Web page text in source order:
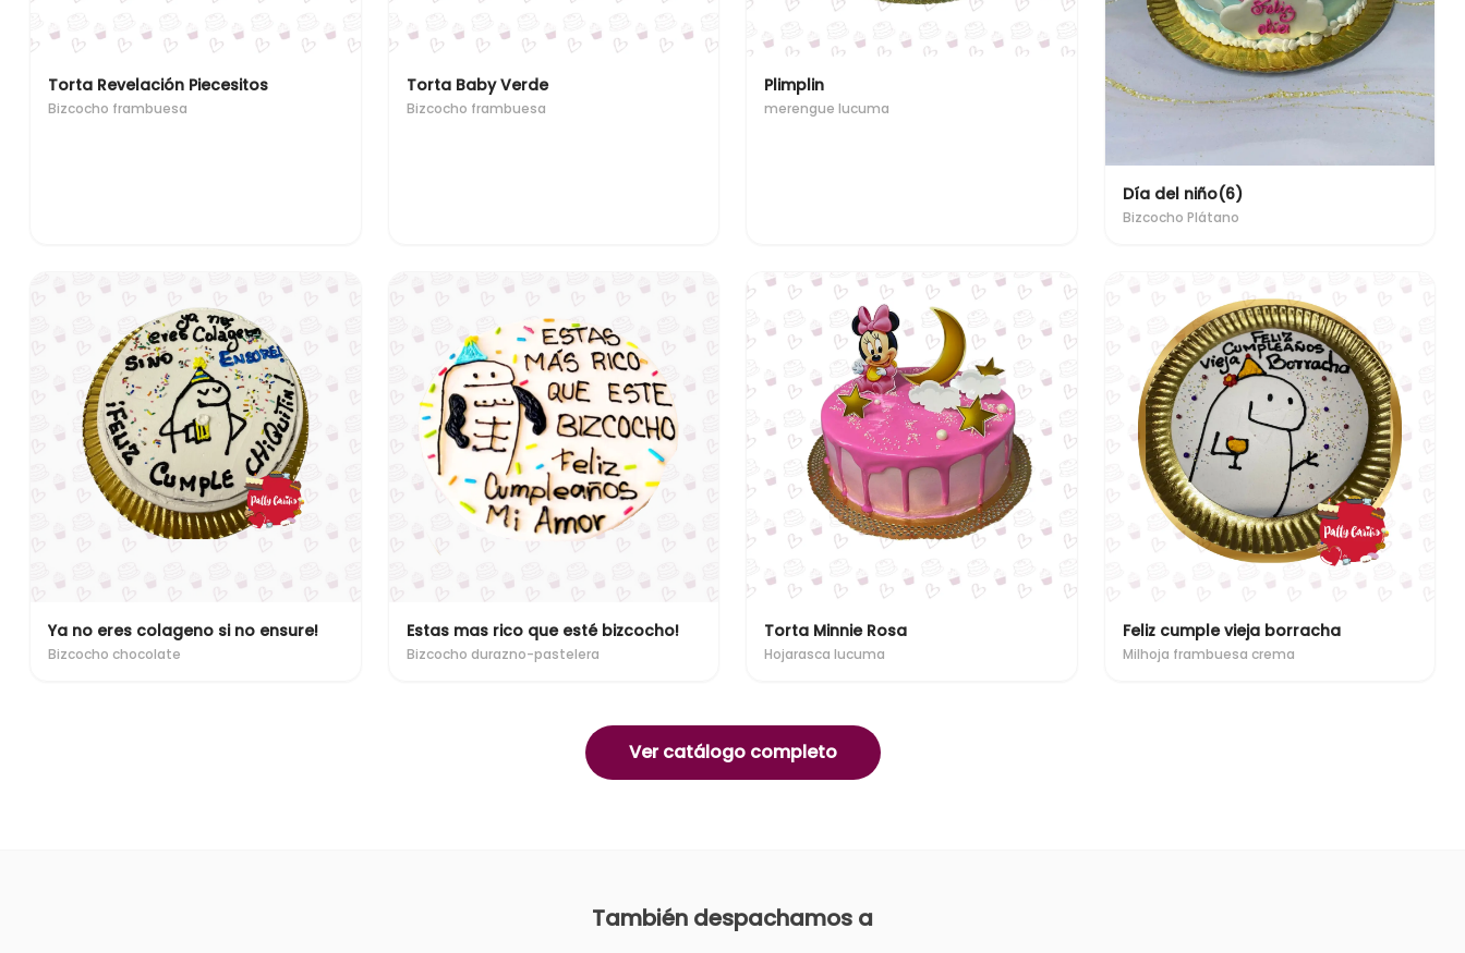
Torta Revelación Piecesitos
Bizcocho frambuesa
Torta Baby Verde
Bizcocho frambuesa
Plimplin
merengue lucuma
Día del niño(6)
Bizcocho Plátano
Ya no eres colageno si no ensure!
Bizcocho chocolate
Estas mas rico que esté bizcocho!
Bizcocho durazno-pastelera
Torta Minnie Rosa
Hojarasca lucuma
Feliz cumple vieja borracha
Milhoja frambuesa crema
Ver catálogo completo
También despachamos a